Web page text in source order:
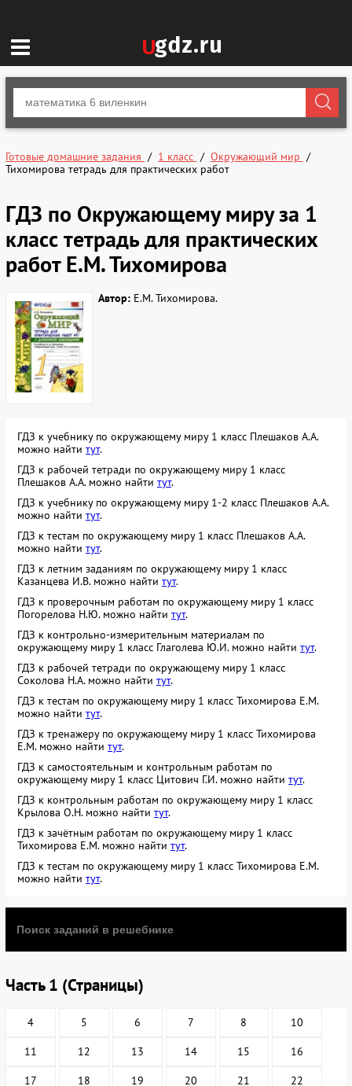
Готовые домашние задания 1 класс
Окружающий мир
Тихомирова тетрадь для практических работ
ГДЗ по Окружающему миру за 1
класс тетрадь для практических
работ Е.М. Тихомирова
Автор: Е.М. Тихомирова.
ГДЗ к учебнику по окружающему миру 1 класс Плешаков А.А.
можно найти тут.
ГДЗ к рабочей тетради по окружающему миру 1 класс
Плешаков А.А. можно найти тут.
ГДЗ к учебнику по окружающему миру 1-2 класс Плешаков А.А.
можно найти тут.
ГДЗ к тестам по окружающему миру 1 класс Плешаков А.А.
можно найти тут.
ГДЗ к летним заданиям по окружающему миру 1 класс
Казанцева И.В. можно найти тут.
ГДЗ к проверочным работам по окружающему миру 1 класс
Погорелова Н.Ю. можно найти тут.
ГДЗ к контрольно-измерительным материалам по
окружающему миру 1 класс Глаголева Ю.И. можно найти тут.
ГДЗ к рабочей тетради по окружающему миру 1 класс
Соколова Н.А. можно найти тут.
ГДЗ к тестам по окружающему миру 1 класс Тихомирова Е.М.
можно найти тут.
ГДЗ к тренажеру по окружающему миру 1 класс Тихомирова
Е.М. можно найти тут.
ГДЗ к самостоятельным и контрольным работам по
окружающему миру 1 класс Цитович Г.И. можно найти тут.
ГДЗ к контрольным работам по окружающему миру 1 класс
Крылова О.Н. можно найти тут.
ГДЗ к зачётным работам по окружающему миру 1 класс
Тихомирова Е.М. можно найти тут.
ГДЗ к тестам по окружающему миру 1 класс Тихомирова Е.М.
можно найти тут.
Часть 1 (Страницы)
4 5 6 7 8 10
11 12 13 14 15 16
17 18 19 20 21 22